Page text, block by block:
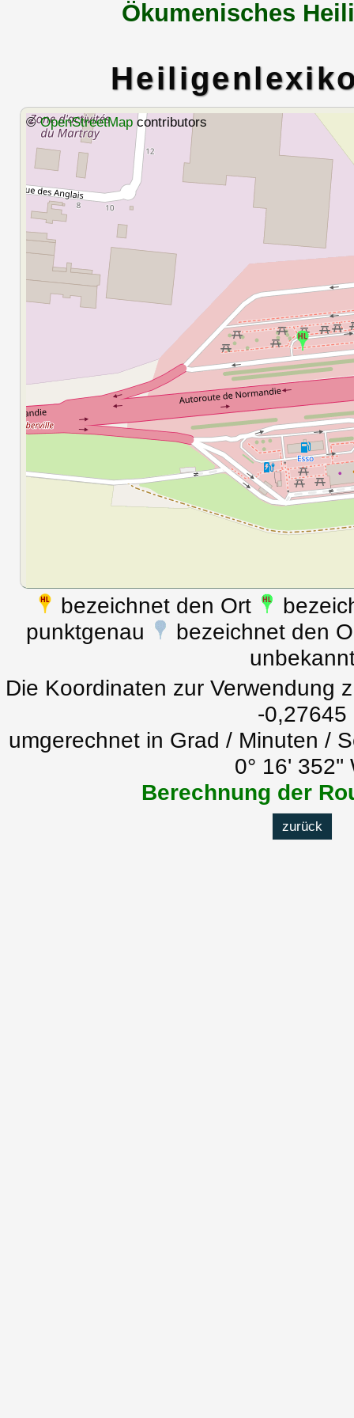
Ökumenisches
©OpenStreetMapcontributors
bezeichnet den Ort
punktgenau
bezeichnet den
Die Koordinaten zur Verwendung
-0,27645
umgerechnet in Grad / Minuten /
0° 16' 352''
Berechnung der